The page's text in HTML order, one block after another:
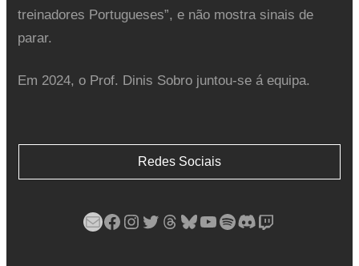
treinadores Portugueses”, e não mostra sinais de
parar.
Em 2024, o Prof. Dinis Sobro juntou-se á equipa.
Redes Sociais
Mail Facebook Instagram Twitter Threads Bluesky YouTube Spotify Discord Twitch